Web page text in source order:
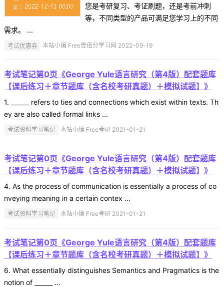
您是考研复习、考证刷题，还是考前冲刺
等，不同类型的产品可满足您学习上的不同
需求。 ...
考试优惠券 本站小编 Free壹佰分学习网 2022-09-19
考试笔记第0页《George Yule语言研究（第4版）配套题库
【课后练习＋章节题库（含名校考研真题）＋模拟试题】》
1. ______ refers to ties and connections which exist within texts. Th
ey are also called formal links ...
考试资料学习笔记 本站小编 Free考研 2021-01-21
考试笔记第0页《George Yule语言研究（第4版）配套题库
【课后练习＋章节题库（含名校考研真题）＋模拟试题】》
4. As the process of communication is essentially a process of co
nveying meaning in a certain contex ...
考试资料学习笔记 本站小编 Free考研 2021-01-21
考试笔记第0页《George Yule语言研究（第4版）配套题库
【课后练习＋章节题库（含名校考研真题）＋模拟试题】》
6. What essentially distinguishes Semantics and Pragmatics is the
notion of ______ ...